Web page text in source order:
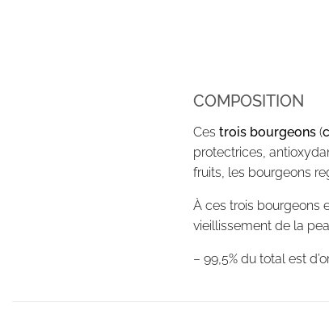
COMPOSITION
Ces trois bourgeons (
protectrices,
fruits, les bourgeons
À ces trois bourgeons
vieillissement de la
– 99,5% du total est